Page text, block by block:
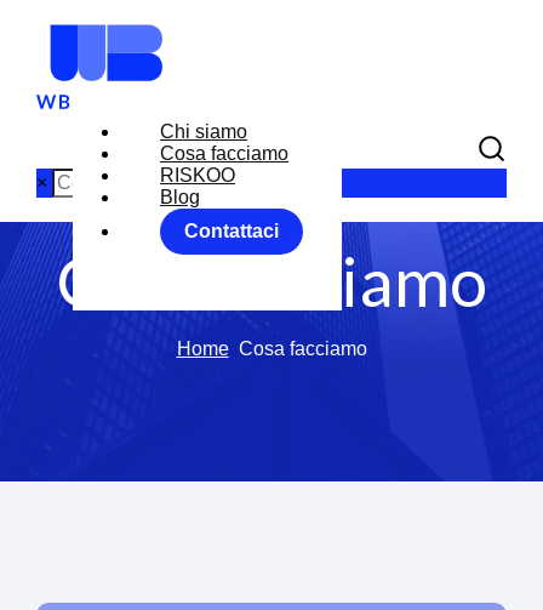
Chi siamo
Cosa facciamo
RISKOO
Blog
Contattaci
×
Cosa facciamo
Home Cosa facciamo